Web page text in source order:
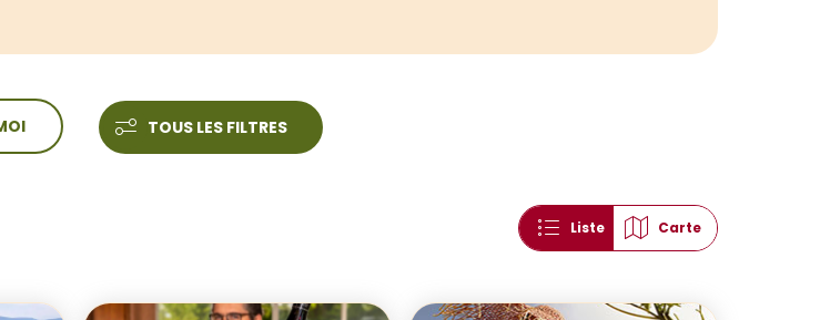
TOUS LES FILTRES
Liste Carte